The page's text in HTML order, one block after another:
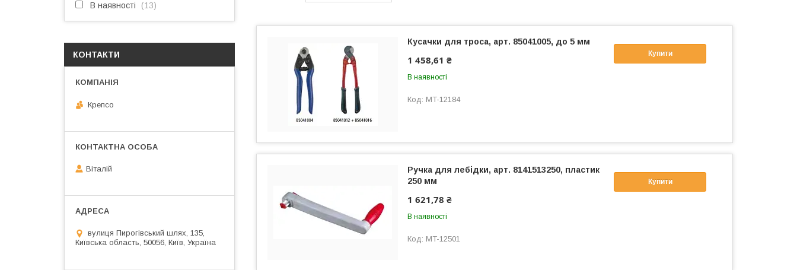
Купити
Кусачки для троса, арт. 85041005, до 5 мм
1 458,61 ₴
В наявності
MT-12184
Купити
Ручка для лебідки, арт. 8141513250, пластик
250 мм
1 621,78 ₴
В наявності
MT-12501
В наявності 13
КОНТАКТИ
Крепсо
Віталій
вулиця Пирогівський шлях, 135,
Київська область, 50056, Київ, Україна